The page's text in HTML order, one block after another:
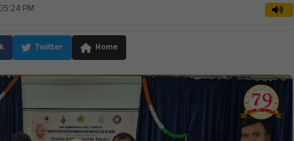
PM
Twitter Home